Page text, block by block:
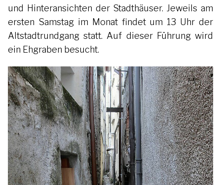
und Hinteransichten der Stadthäuser. Jeweils am
ersten Samstag im Monat findet um 13 Uhr der
Altstadtrundgang statt. Auf dieser Führung wird
ein Ehgraben besucht.